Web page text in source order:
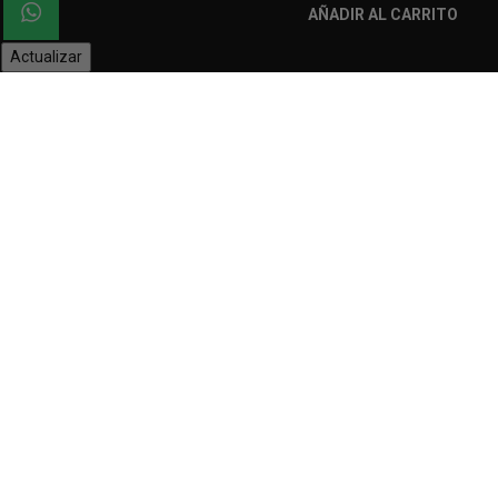
AÑADIR AL CARRITO